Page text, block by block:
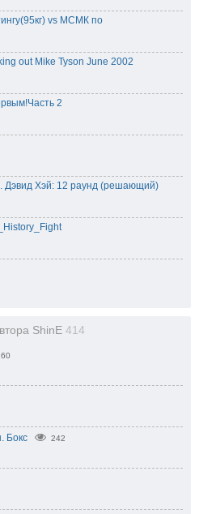
vs МСМК по
out Mike Tyson June 2002
2
Дэвид Хэй: 12 раунд (решающий)
ShinE 414
Бокс 242